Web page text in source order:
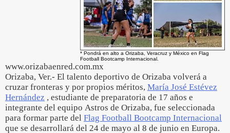
* Pondrá en alto a Orizaba, Veracruz y México en Flag
Football Bootcamp Internacional.
www.orizabaenred.com.mx
Orizaba, Ver.- El talento deportivo de Orizaba volverá a
cruzar fronteras y por propios méritos, María José Estévez
Hernández , estudiante de preparatoria de 17 años e
integrante del equipo Astros de Orizaba, fue seleccionada
para formar parte del Flag Football Bootcamp Internacional
que se desarrollará del 24 de mayo al 8 de junio en Europa.